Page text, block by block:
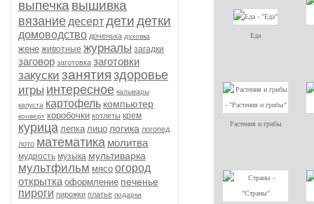
выпечка вышивка
вязание десертдетидетки
домоводство доченька духовка
жене животные журналы загадки
заговор заготовка заготовки
закуски занятия здоровье
игры интересное кальмары
капуста картофель компьютер
конверт коробочки котлеты крем
курица лепка лицо логика логопед
лото математика молитва
мудрость музыка мультиварка
мультфильм мясо огород
открытка оформление печенье
пироги пирожки платье подарки
Еда
Растения и грибы